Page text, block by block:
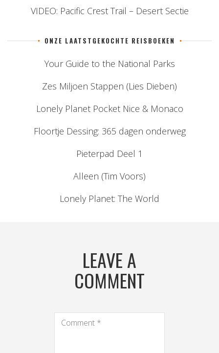
VIDEO: Pacific Crest Trail – Desert Sectie
ONZE LAATSTGEKOCHTE REISBOEKEN
Your Guide to the National Parks
Zes Miljoen Stappen (Lies Dieben)
Lonely Planet Pocket Nice & Monaco
Floortje Dessing: 365 dagen onderweg
Pieterpad Deel 1
Alleen (Tim Voors)
Lonely Planet: The World
LEAVE A
COMMENT